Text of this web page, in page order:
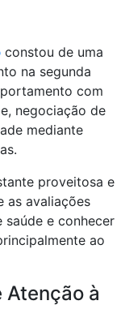
constou de uma
na segunda
com
negociação de
mediante
proveitosa e
as avaliações
e conhecer
ao
Atenção à